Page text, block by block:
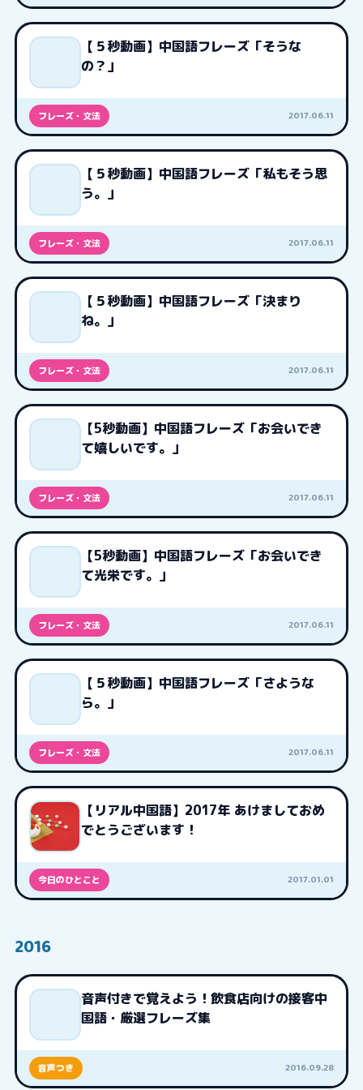
【５秒動画】中国語フレーズ「そうな
の？」
フレーズ・文法 2017.06.11
【５秒動画】中国語フレーズ「私もそう思
う。」
フレーズ・文法 2017.06.11
【５秒動画】中国語フレーズ「決まり
ね。」
フレーズ・文法 2017.06.11
【5秒動画】中国語フレーズ「お会いでき
て嬉しいです。」
フレーズ・文法 2017.06.11
【5秒動画】中国語フレーズ「お会いでき
て光栄です。」
フレーズ・文法 2017.06.11
【５秒動画】中国語フレーズ「さような
ら。」
フレーズ・文法 2017.06.11
【リアル中国語】2017年 あけましておめ
でとうございます！
今日のひとこと 2017.01.01
2016
音声付きで覚えよう！飲食店向けの接客中
国語・厳選フレーズ集
音声つき 2016.09.28